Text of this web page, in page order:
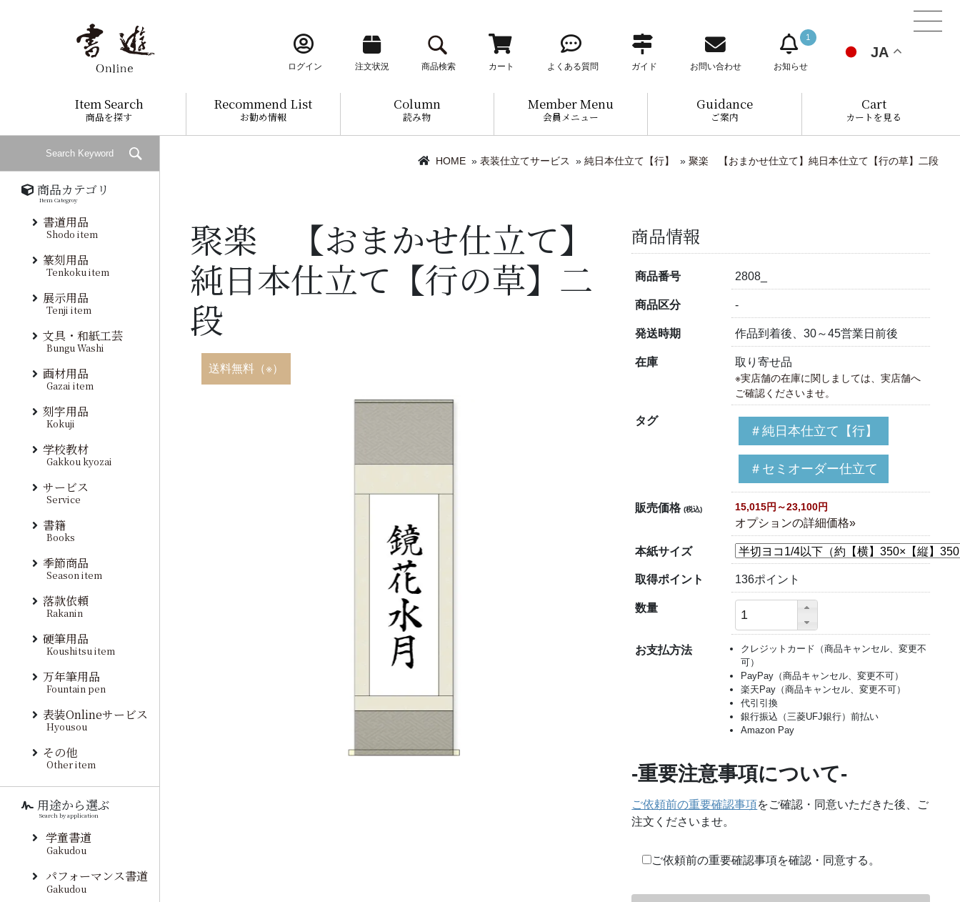
ログイン 注文状況 商品検索 カート よくある質問 ガイド お問い合わせ
1
お知らせ
JA
Item Search
商品を探す
Recommend List
お勧め情報
Column
読み物
Member Menu
会員メニュー
Guidance
ご案内
Cart
カートを見る
HOME » 表装仕立てサービス » 純日本仕立て【行】 » 聚楽 【おまかせ仕立て】純日本仕立て【行の草】二段
聚楽 【おまかせ仕立て】
純日本仕立て【行の草】二
段
送料無料（※）
商品情報
商品番号 2808_
商品区分 -
発送時期 作品到着後、30～45営業日前後
在庫 取り寄せ品
※実店舗の在庫に関しましては、実店舗へ
ご確認くださいませ。
タグ
＃純日本仕立て【行】
＃セミオーダー仕立て
販売価格(税込) 15,015円～23,100円
オプションの詳細価格»
本紙サイズ
取得ポイント 136ポイント
数量
お支払方法
クレジットカード（商品キャンセル、変更不
可）
PayPay（商品キャンセル、変更不可）
楽天Pay（商品キャンセル、変更不可）
代引引換
銀行振込（三菱UFJ銀行）前払い
Amazon Pay
-重要注意事項について-
ご依頼前の重要確認事項をご確認・同意いただきた後、ご
注文くださいませ。
ご依頼前の重要確認事項を確認・同意する。
商品カテゴリ
Item Categroy
書道用品
Shodo item
篆刻用品
Tenkoku item
展示用品
Tenji item
文具・和紙工芸
Bungu Washi
画材用品
Gazai item
刻字用品
Kokuji
学校教材
Gakkou kyozai
サービス
Service
書籍
Books
季節商品
Season item
落款依頼
Rakanin
硬筆用品
Koushitsu item
万年筆用品
Fountain pen
表装Onlineサービス
Hyousou
その他
Other item
用途から選ぶ
Search by application
学童書道
Gakudou
パフォーマンス書道
Gakudou